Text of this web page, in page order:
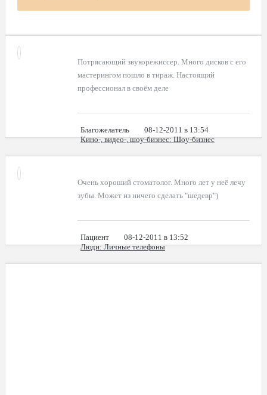
Потрясающий звукорежиссер. Много дисков с его
мастерингом пошло в тираж. Настоящий
профессионал в своём деле
Благожелатель
08-12-2011 в 13:54
Кино-, видео-, шоу-бизнес: Шоу-бизнес
Очень хороший стоматолог. Много лет у неё лечу
зубы. Может из ничего сделать "шедевр")
Пациент
08-12-2011 в 13:52
Люди: Личные телефоны